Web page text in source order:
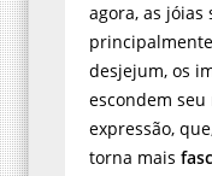
agora, as jóias
desjejum, os
escondem seu
expressão,
torna mais